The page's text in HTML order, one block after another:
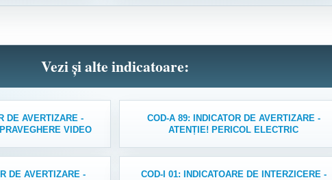
Vezi și alte indicatoare:
DE AVERTIZARE -
VIDEO
COD-A 89: INDICATOR DE AVERTIZARE -
ATENȚIE! PERICOL ELECTRIC
DE AVERTIZARE -
COD-I 01: INDICATOARE DE INTERZICERE -